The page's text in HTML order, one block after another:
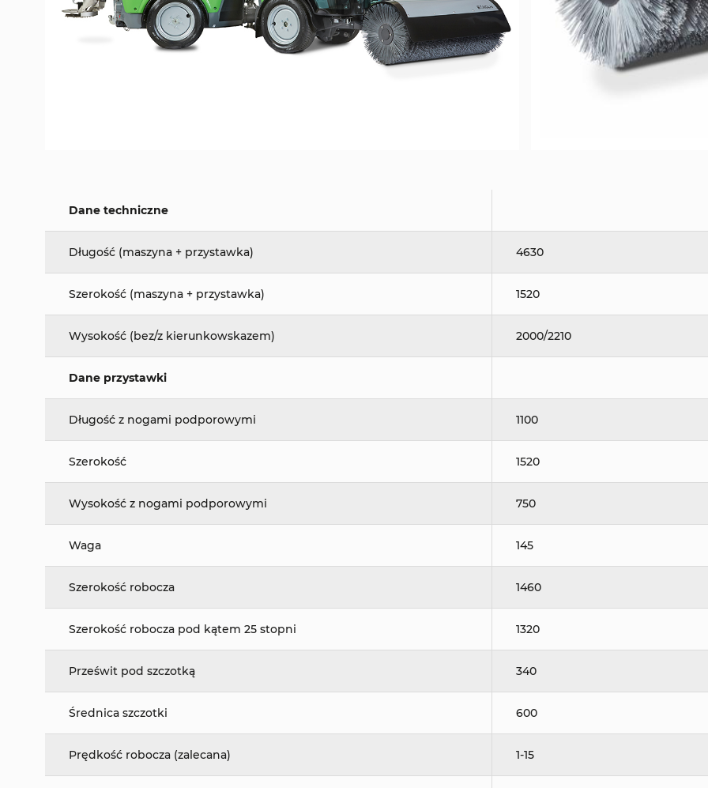
Dane techniczne
Długość (maszyna + przystawka) 4630
Szerokość (maszyna + przystawka) 1520
Wysokość (bez/z kierunkowskazem) 2000/2210
Dane przystawki
Długość z nogami podporowymi 1100
Szerokość 1520
Wysokość z nogami podporowymi 750
Waga 145
Szerokość robocza 1460
Szerokość robocza pod kątem 25 stopni 1320
Prześwit pod szczotką 340
Średnica szczotki 600
Prędkość robocza (zalecana) 1-15